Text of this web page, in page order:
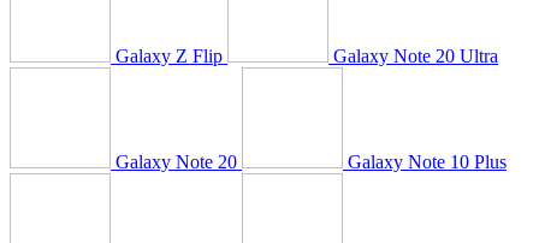
Galaxy Z Flip Galaxy Note 20 Ultra
Galaxy Note 20 Galaxy Note 10 Plus